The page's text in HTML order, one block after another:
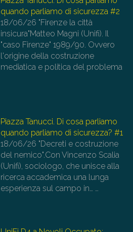
quando parliamo di sicurezza #2
18/06/26 "Firenze la città
insicura"Matteo Magni (Unifi). Il
"caso Firenze" 1989/90. Ovvero
l'origine della costruzione
mediatica e politica del problema
Piazza Tanucci. Di cosa parliamo
quando parliamo di sicurezza? #1
18/06/26 "Decreti e costruzione
del nemico".Con Vincenzo Scalia
(Unifi), sociologo, che unisce alla
ricerca accademica una lunga
esperienza sul campo in… …